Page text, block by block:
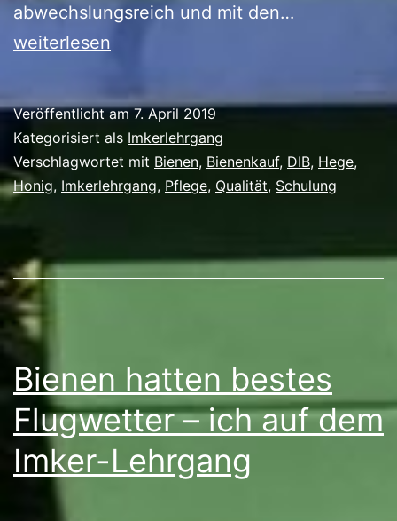
abwechslungsreich und mit den…
weiterlesen
Veröffentlicht am7. April 2019
Kategorisiert als Imkerlehrgang
Verschlagwortet mit Bienen, Bienenkauf, DIB, Hege,
Honig, Imkerlehrgang, Pflege, Qualität, Schulung
Bienen hatten bestes
Flugwetter – ich auf dem
Imker-Lehrgang